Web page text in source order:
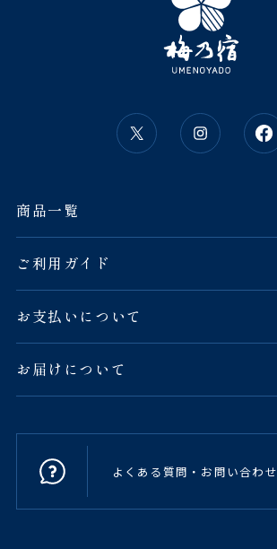
商品一覧
ご利用ガイド
お支払いについて
お届けについて
よくある質問・お問い合わせ